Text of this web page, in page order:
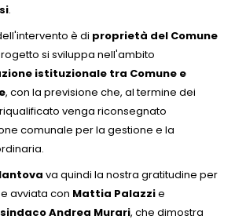
.
è di proprietà del Comune
si sviluppa nell'ambito
istituzionale tra Comune e
, con la previsione che, al termine dei
venga riconsegnato
comunale per la gestione e la
va quindi la nostra gratitudine per
avviata con Mattia Palazzie
sindaco Andrea Murari, che dimostra